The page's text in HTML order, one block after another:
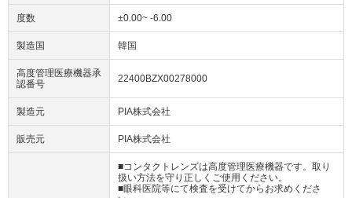
度数 ±0.00~ -6.00
製造国 韓国
高度管理医療機器承
認番号
22400BZX00278000
製造元 PIA株式会社
販売元 PIA株式会社
■コンタクトレンズは高度管理医療機器です。取り
扱い方法を守り正しくご使用ください。
■眼科医院等にて検査を受けてからお求めくださ